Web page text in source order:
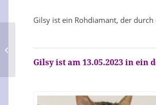
Gilsy ist ein Rohdiamant, der
Gilsy ist am 13.05.2023 in
Retales